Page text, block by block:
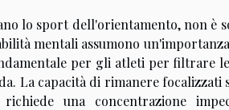
lo sport dell'orientamento, non è
mentali assumono
per gli atleti per filtrare
La capacità di rimanere focalizzati
una concentrazione